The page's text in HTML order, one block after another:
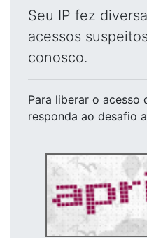
Seu IP fez
acessos
conosco.
Para liberar o acesso
responda ao desafio